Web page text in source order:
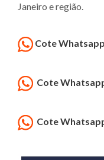
Janeiro e região.
Cote
Cote
Cote